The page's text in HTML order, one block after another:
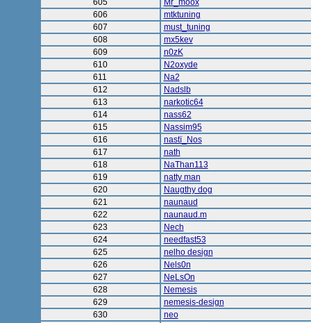
605
Mr_moox
606
mtktuning
607
must_tuning
608
mx5kev
609
n0zK
610
N2oxyde
611
Na2
612
Nadslb
613
narkotic64
614
nass62
615
Nassim95
616
nastï_Nos
617
nath
618
NaThan113
619
natty man
620
Naugthy dog
621
naunaud
622
naunaud.m
623
Nech
624
needfast53
625
nelho design
626
Nels0n
627
NeLsOn
628
Nemesis
629
nemesis-design
630
neo